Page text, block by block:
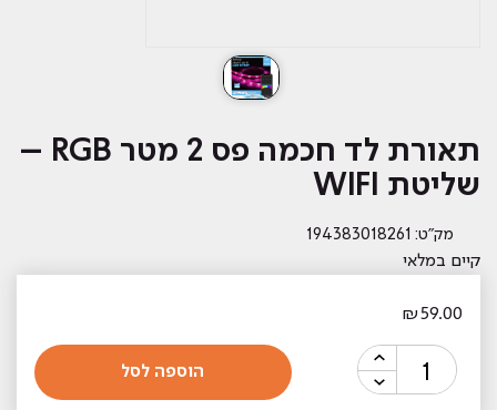
תאורת לד חכמה פס 2 מטר RGB –
שליטת WIFI
מק״ט: 194383018261
קיים במלאי
₪59.00
כמות
של
הוספה לסל